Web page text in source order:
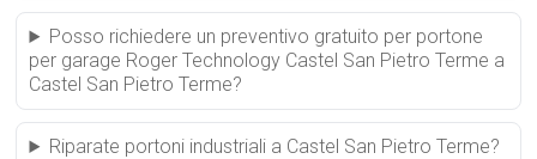
Posso richiedere un preventivo gratuito per portone
per garage Roger Technology Castel San Pietro Terme a
Castel San Pietro Terme?
Riparate portoni industriali a Castel San Pietro Terme?